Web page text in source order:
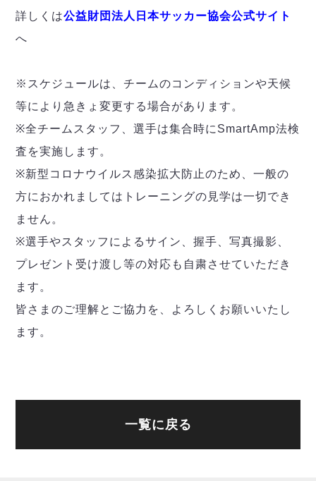
ポルセイド浜田
詳しくは公益財団法人日本サッカー協会公式サイト
へ
※スケジュールは、チームのコンディションや天候
等により急きょ変更する場合があります。
※全チームスタッフ、選手は集合時にSmartAmp法検
査を実施します。
※新型コロナウイルス感染拡大防止のため、一般の
方におかれましてはトレーニングの見学は一切でき
ません。
※選手やスタッフによるサイン、握手、写真撮影、
プレゼント受け渡し等の対応も自粛させていただき
ます。
皆さまのご理解とご協力を、よろしくお願いいたし
ます。
一覧に戻る